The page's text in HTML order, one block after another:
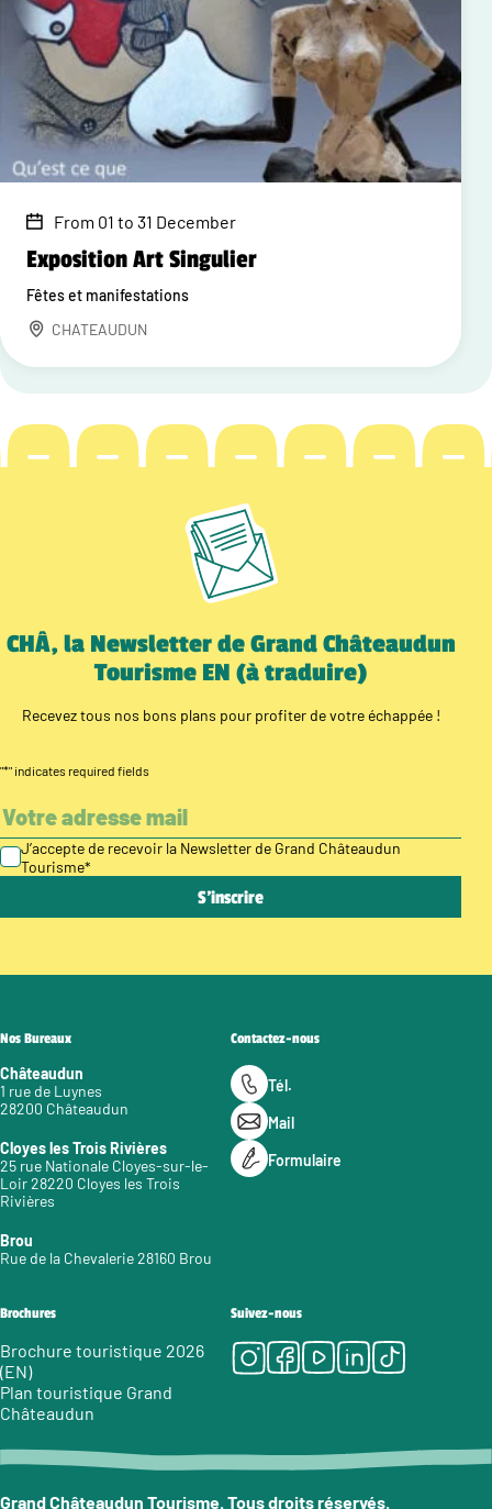
From 01 to 31 December
Exposition Art Singulier
Fêtes et manifestations
CHATEAUDUN
CHÂ, la Newsletter de Grand Châteaudun
Tourisme EN (à traduire)
Recevez tous nos bons plans pour profiter de votre échappée !
"*" indicates required fields
J’accepte de recevoir la Newsletter de Grand Châteaudun
Tourisme*
Nos Bureaux
Châteaudun
1 rue de Luynes
28200 Châteaudun
Cloyes les Trois Rivières
25 rue Nationale Cloyes-sur-le-
Loir 28220 Cloyes les Trois
Rivières
Brou
Rue de la Chevalerie 28160 Brou
Contactez-nous
Tél.
Mail
Formulaire
Brochures
Brochure touristique 2026
(EN)
Plan touristique Grand
Châteaudun
Suivez-nous
Instagram
Facebook
Youtube
LinkedIn
Tiktok
Grand Châteaudun Tourisme. Tous droits réservés.